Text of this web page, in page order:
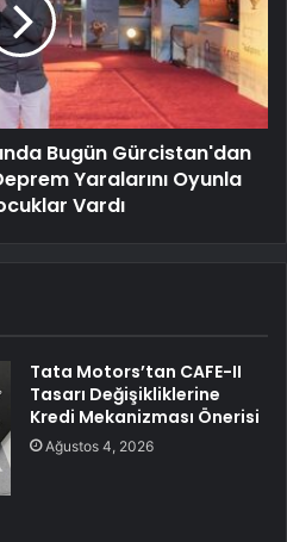
Bugün Gürcistan'dan
Yaralarını Oyunla
Vardı
Tata Motors’tan CAFE-II
Tasarı Değişikliklerine
Kredi Mekanizması Önerisi
Ağustos 4, 2026